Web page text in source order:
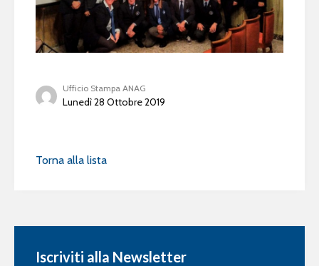
Ufficio Stampa ANAG
Lunedì 28 Ottobre 2019
Torna alla lista
Iscriviti alla Newsletter